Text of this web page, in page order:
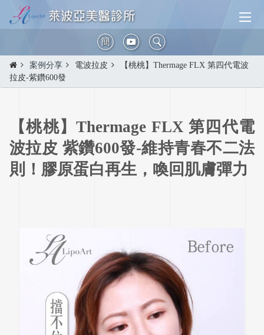
簡
案例分享 電波拉皮
【桃桃】Thermage FLX 第四代電波
拉皮-紫鑽600發
【桃桃】Thermage FLX 第四代電
波拉皮 紫鑽600發-維持青春不二法
則！膠原蛋白再生，喚回肌膚彈力